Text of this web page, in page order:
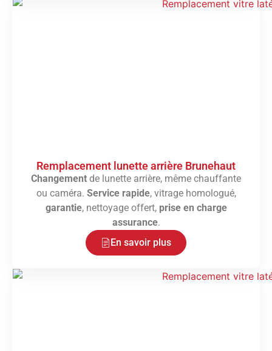
Remplacement lunette arrière Brunehaut
Changement de lunette arrière, même chauffante
ou caméra. Service rapide, vitrage homologué,
garantie, nettoyage offert, prise en charge
assurance.
En savoir plus